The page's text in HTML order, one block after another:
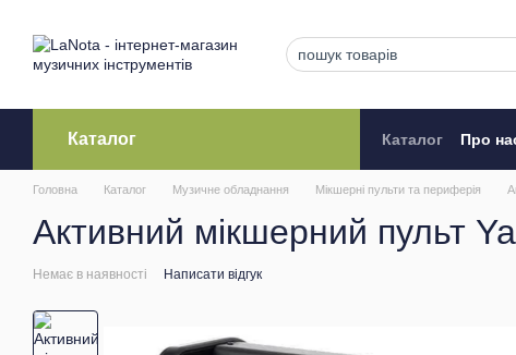
Каталог Каталог Про
Головна Каталог Музичне обладнання Мікшерні пульти та периферія
Активний мікшерний пульт
Немає в наявності Написати відгук